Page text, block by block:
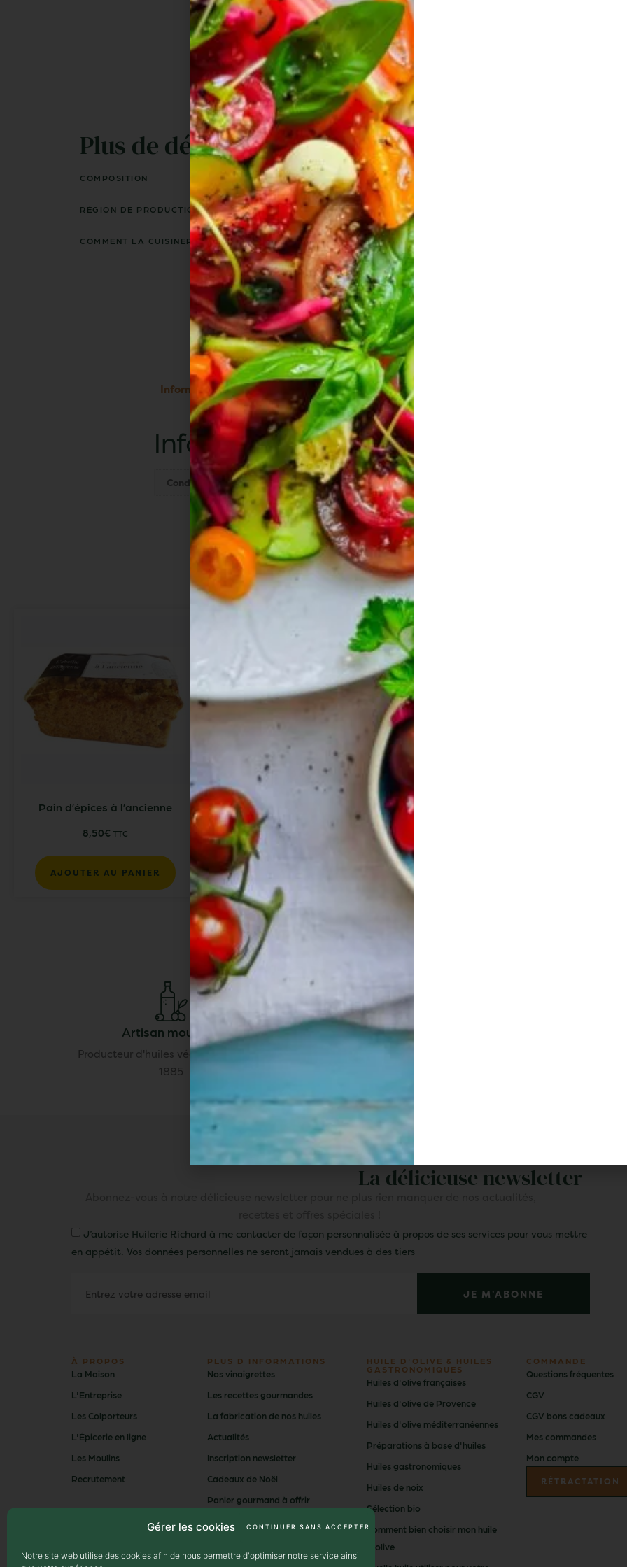
Gérer les cookies
Notre site web utilise des cookies afin de nous permettre d'optimiser notre service ainsi
CONTINUER SANS ACCEPTER
Plus de détails ...
COMPOSITION
RÉGION DE PRODUCTION
COMMENT LA CUISINER ?
Informations complémentaires Parrainer un ami
Informations complémentaires
Conditionnement 360 g
Vous aimerez aussi
Pain d’épices à l’ancienne
8,50€ TTC
AJOUTER AU PANIER
Craquants aux amandes
AJOUTER AU PANIER
Artisan moulinier
Producteur d'huiles végétales depuis
1885
Service client
La délicieuse newsletter
J’autorise Huilerie Richard à me contacter de façon personnalisée à propos de ses services pour vous mettre
en appétit. Vos données personnelles ne seront jamais vendues à des tiers
JE M'ABONNE
À PROPOS
La Maison
L'Entreprise
Les Colporteurs
L'Épicerie en ligne
Les Moulins
Recrutement
PLUS D INFORMATIONS
Nos vinaigrettes
Les recettes gourmandes
La fabrication de nos huiles
Actualités
Inscription newsletter
Cadeaux de Noël
Panier gourmand à offrir
Moulin des pénitents
HUILE D'OLIVE & HUILES
GASTRONOMIQUES
Huiles d'olive françaises
Huiles d'olive de Provence
Huiles d'olive méditerranéennes
Préparations à base d'huiles
Huiles gastronomiques
Huiles de noix
Sélection bio
Comment bien choisir mon huile
d'olive
COMMANDE
Questions fréquentes
CGV
CGV bons cadeaux
Mes commandes
Mon compte
RÉTRACTATION